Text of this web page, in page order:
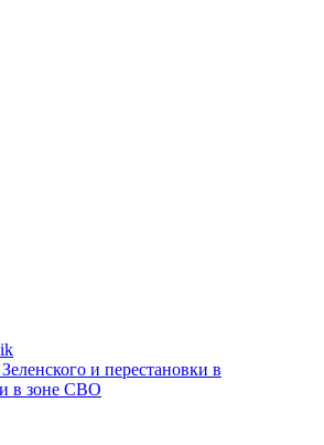
и перестановки в
в зоне СВО